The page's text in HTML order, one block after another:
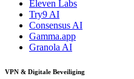
Eleven Labs
Try9 AI
Consensus AI
Gamma.app
Granola AI
VPN & Digitale Beveiliging